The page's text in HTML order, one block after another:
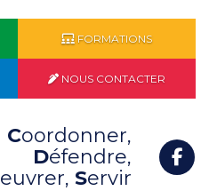
FORMATIONS
NOUS CONTACTER
Coordonner,
Défendre,
euvrer, Servir